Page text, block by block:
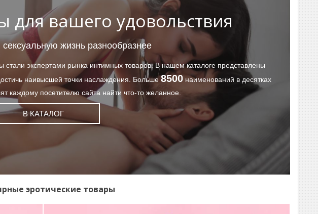
вашего удовольствия
жизнь разнообразнее
стали экспертами рынка интимных товаров. В нашем каталоге представлены
наивысшей точки наслаждения. Больше 8500наименований в десятках
каждому посетителю сайта найти что-то желанное.
В КАТАЛОГ
эротические товары